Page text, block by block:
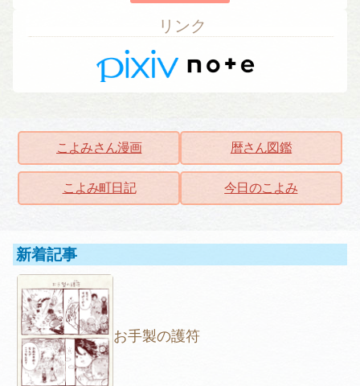
リンク
こよみさん漫画 暦さん図鑑
こよみ町日記 今日のこよみ
新着記事
お手製の護符